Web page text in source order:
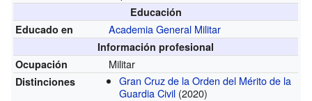
Educación
Educado en
Academia General Militar
Información profesional
Ocupación
Militar
Distinciones
Gran Cruz de la Orden del Mérito de la
Guardia Civil (2020)